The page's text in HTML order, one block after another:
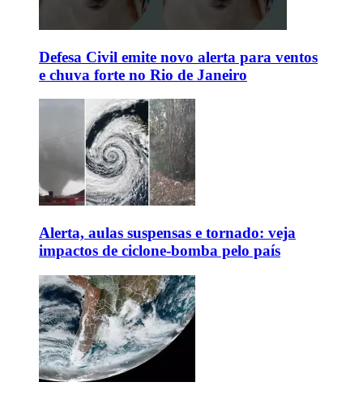
Defesa Civil emite novo alerta para ventos
e chuva forte no Rio de Janeiro
Alerta, aulas suspensas e tornado: veja
impactos de ciclone-bomba pelo país